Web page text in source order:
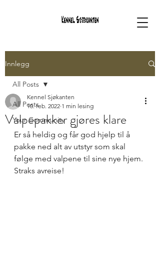
Innlegg
All Posts
Your Community
All Posts
Valpepakker gjøres klare
Kennel Sjøkanten
10. feb. 2022 1 min lesing
Er så heldig og får god hjelp til å
pakke ned alt av utstyr som skal
følge med valpene til sine nye hjem.
Straks avreise!